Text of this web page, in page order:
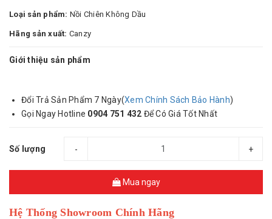
Loại sản phẩm: Nồi Chiên Không Dầu
Hãng sản xuất: Canzy
Giới thiệu sản phẩm
Đổi Trả Sản Phẩm 7 Ngày(Xem Chính Sách Bảo Hành)
Gọi Ngay Hotline 0904 751 432 Để Có Giá Tốt Nhất
Số lượng - +
Mua ngay
Hệ Thống Showroom Chính Hãng